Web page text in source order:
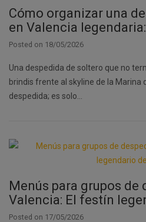
Cómo organizar una
en Valencia
Posted on 18/05/2026
Una despedida de soltero que no
brindis frente al skyline de la Marina
despedida; es solo…
Menús para grupos de
Valencia: El festín
Posted on 17/05/2026